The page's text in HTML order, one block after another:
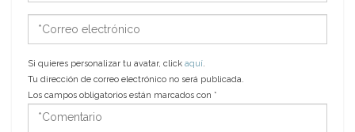
electrónico
Si quieres personalizar tu avatar, click aquí.
Tu dirección de correo electrónico no será publicada.
Los campos obligatorios están marcados con *
*Comentario